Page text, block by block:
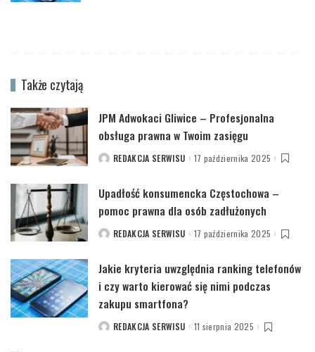
Także czytają
JPM Adwokaci Gliwice – Profesjonalna
obsługa prawna w Twoim zasięgu
POSTEDREDAKCJA SERWISU 17 października 2025
Upadłość konsumencka Częstochowa –
pomoc prawna dla osób zadłużonych
POSTEDREDAKCJA SERWISU 17 października 2025
Jakie kryteria uwzględnia ranking telefonów
i czy warto kierować się nimi podczas
zakupu smartfona?
POSTEDREDAKCJA SERWISU 11 sierpnia 2025